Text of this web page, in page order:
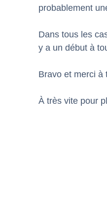
probablement
Dans tous les
y a un début à
Bravo et merci à
À très vite pour